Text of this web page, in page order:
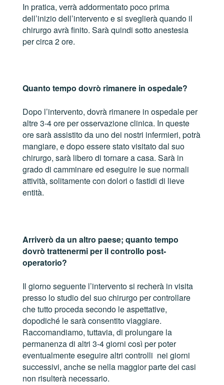
In pratica, verrà addormentato poco prima
dell’inizio dell’intervento e si sveglierà quando il
chirurgo avrà finito. Sarà quindi sotto anestesia
per circa 2 ore.
Quanto tempo dovrò rimanere in ospedale?
Dopo l’intervento, dovrà rimanere in ospedale per
altre 3-4 ore per osservazione clinica. In queste
ore sarà assistito da uno dei nostri infermieri, potrà
mangiare, e dopo essere stato visitato dal suo
chirurgo, sarà libero di tornare a casa. Sarà in
grado di camminare ed eseguire le sue normali
attività, solitamente con dolori o fastidi di lieve
entità.
Arriverò da un altro paese; quanto tempo
dovrò trattenermi per il controllo post-
operatorio?
Il giorno seguente l’intervento si recherà in visita
presso lo studio del suo chirurgo per controllare
che tutto proceda secondo le aspettative,
dopodiché le sarà consentito viaggiare.
Raccomandiamo, tuttavia, di prolungare la
permanenza di altri 3-4 giorni così per poter
eventualmente eseguire altri controlli nei giorni
successivi, anche se nella maggior parte dei casi
non risulterà necessario.